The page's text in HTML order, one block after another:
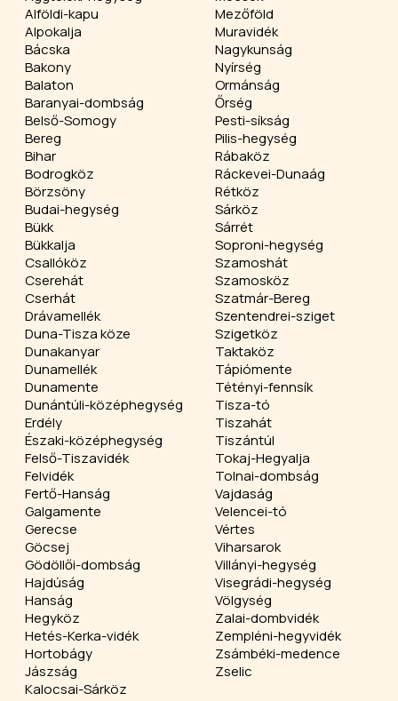
Alföldi-kapu
Alpokalja
Bácska
Bakony
Balaton
Baranyai-dombság
Belső-Somogy
Bereg
Bihar
Bodrogköz
Börzsöny
Budai-hegység
Bükk
Bükkalja
Csallóköz
Cserehát
Cserhát
Drávamellék
Duna-Tisza köze
Dunakanyar
Dunamellék
Dunamente
Dunántúli-középhegység
Erdély
Északi-középhegység
Felső-Tiszavidék
Felvidék
Fertő-Hanság
Galgamente
Gerecse
Göcsej
Gödöllői-dombság
Hajdúság
Hanság
Hegyköz
Hetés-Kerka-vidék
Hortobágy
Jászság
Kalocsai-Sárköz
Mezőföld
Muravidék
Nagykunság
Nyírség
Ormánság
Őrség
Pesti-síkság
Pilis-hegység
Rábaköz
Ráckevei-Dunaág
Rétköz
Sárköz
Sárrét
Soproni-hegység
Szamoshát
Szamosköz
Szatmár-Bereg
Szentendrei-sziget
Szigetköz
Taktaköz
Tápiómente
Tétényi-fennsík
Tisza-tó
Tiszahát
Tiszántúl
Tokaj-Hegyalja
Tolnai-dombság
Vajdaság
Velencei-tó
Vértes
Viharsarok
Villányi-hegység
Visegrádi-hegység
Völgység
Zalai-dombvidék
Zempléni-hegyvidék
Zsámbéki-medence
Zselic